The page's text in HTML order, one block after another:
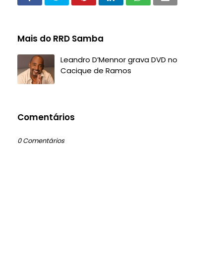
Mais do RRD Samba
Leandro D’Mennor grava DVD no
Cacique de Ramos
Comentários
0 Comentários